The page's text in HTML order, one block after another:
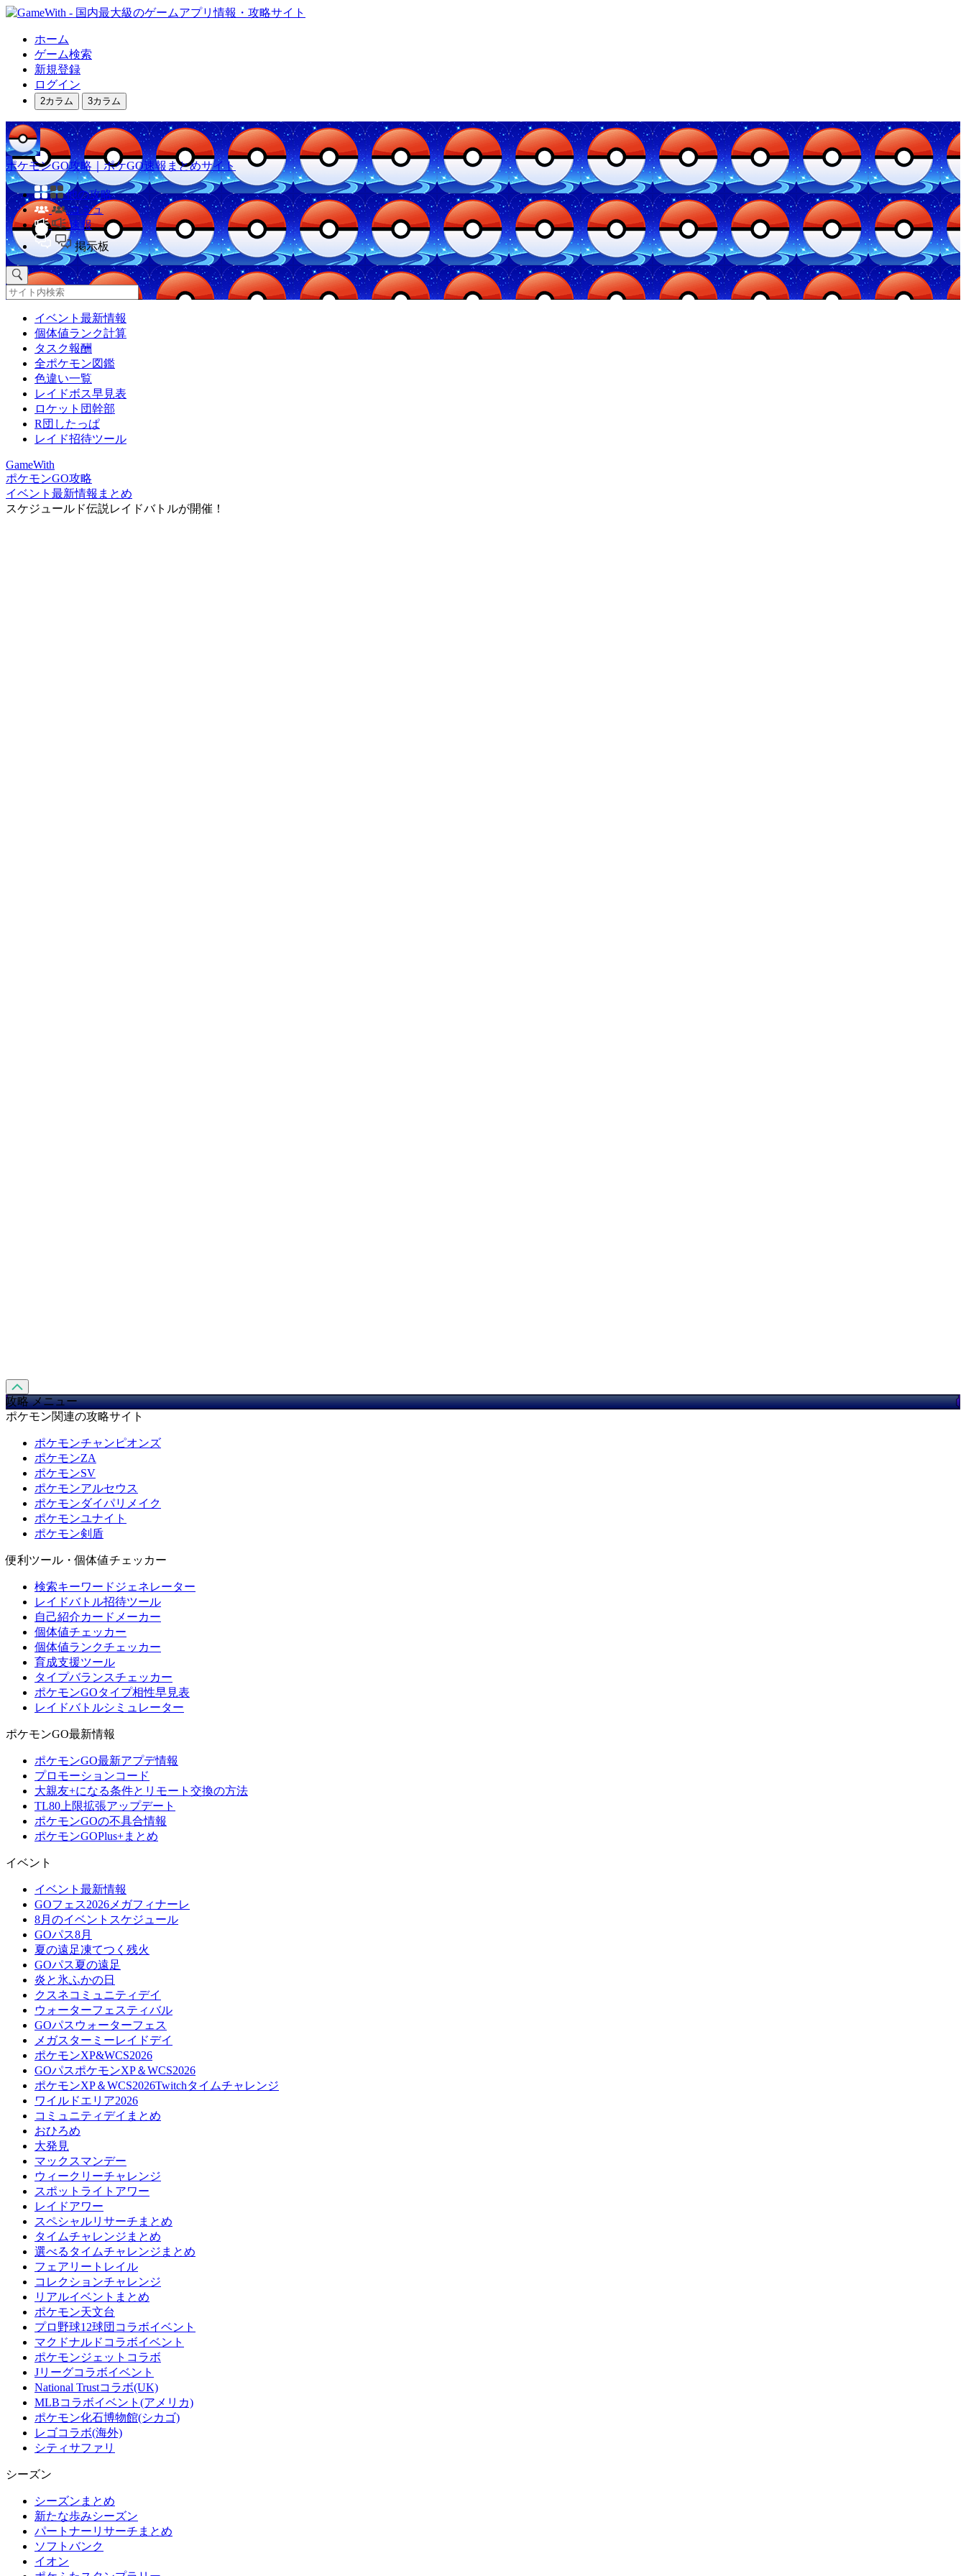
ホーム
ゲーム検索
新規登録
ログイン
2カラム 3カラム
ポケモンGO攻略｜ポケGO速報まとめサイト
他の攻略
コミュ
速報
掲示板
イベント最新情報
個体値ランク計算
タスク報酬
全ポケモン図鑑
色違い一覧
レイドボス早見表
ロケット団幹部
R団したっぱ
レイド招待ツール
GameWith
ポケモンGO攻略
イベント最新情報まとめ
スケジュールド伝説レイドバトルが開催！
攻略 メニュー
ポケモン関連の攻略サイト
ポケモンチャンピオンズ
ポケモンZA
ポケモンSV
ポケモンアルセウス
ポケモンダイパリメイク
ポケモンユナイト
ポケモン剣盾
便利ツール・個体値チェッカー
検索キーワードジェネレーター
レイドバトル招待ツール
自己紹介カードメーカー
個体値チェッカー
個体値ランクチェッカー
育成支援ツール
タイプバランスチェッカー
ポケモンGOタイプ相性早見表
レイドバトルシミュレーター
ポケモンGO最新情報
ポケモンGO最新アプデ情報
プロモーションコード
大親友+になる条件とリモート交換の方法
TL80上限拡張アップデート
ポケモンGOの不具合情報
ポケモンGOPlus+まとめ
イベント
イベント最新情報
GOフェス2026メガフィナーレ
8月のイベントスケジュール
GOパス8月
夏の遠足凍てつく残火
GOパス夏の遠足
炎と氷ふかの日
クスネコミュニティデイ
ウォーターフェスティバル
GOパスウォーターフェス
メガスターミーレイドデイ
ポケモンXP&WCS2026
GOパスポケモンXP＆WCS2026
ポケモンXP＆WCS2026Twitchタイムチャレンジ
ワイルドエリア2026
コミュニティデイまとめ
おひろめ
大発見
マックスマンデー
ウィークリーチャレンジ
スポットライトアワー
レイドアワー
スペシャルリサーチまとめ
タイムチャレンジまとめ
選べるタイムチャレンジまとめ
フェアリートレイル
コレクションチャレンジ
リアルイベントまとめ
ポケモン天文台
プロ野球12球団コラボイベント
マクドナルドコラボイベント
ポケモンジェットコラボ
Jリーグコラボイベント
National Trustコラボ(UK)
MLBコラボイベント(アメリカ)
ポケモン化石博物館(シカゴ)
レゴコラボ(海外)
シティサファリ
シーズン
シーズンまとめ
新たな歩みシーズン
パートナーリサーチまとめ
ソフトバンク
イオン